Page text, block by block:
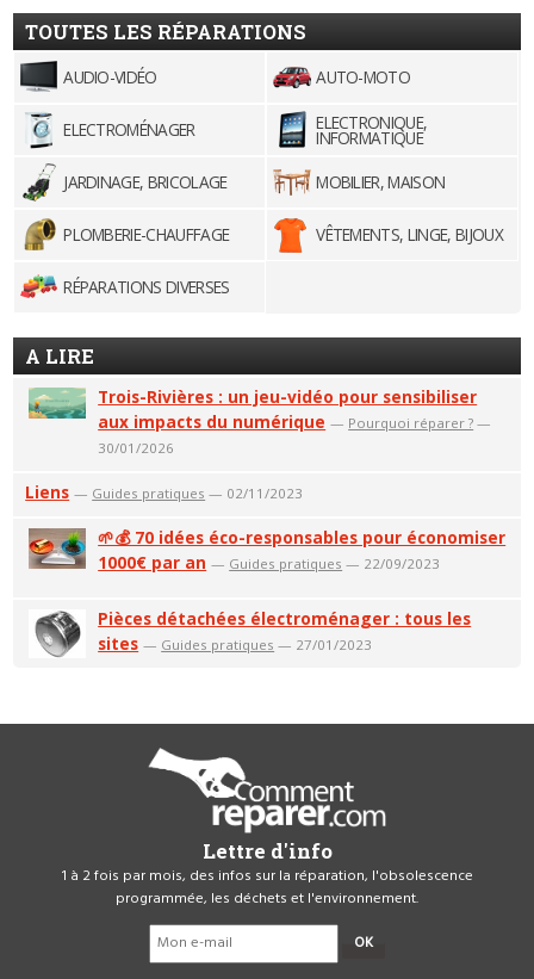
TOUTES LES RÉPARATIONS
AUDIO-VIDÉO AUTO-MOTO
ELECTROMÉNAGER ELECTRONIQUE,
INFORMATIQUE
JARDINAGE, BRICOLAGE
MOBILIER, MAISON
PLOMBERIE-CHAUFFAGE VÊTEMENTS, LINGE, BIJOUX
RÉPARATIONS DIVERSES
A LIRE
Trois-Rivières : un jeu-vidéo pour sensibiliser
aux impacts du numérique — Pourquoi réparer ? —
30/01/2026
Liens — Guides pratiques — 02/11/2023
🌱💰 70 idées éco-responsables pour économiser
1000€ par an — Guides pratiques — 22/09/2023
Pièces détachées électroménager : tous les
sites — Guides pratiques — 27/01/2023
Lettre d'info
1 à 2 fois par mois, des infos sur la réparation, l'obsolescence
programmée, les déchets et l'environnement.
OK